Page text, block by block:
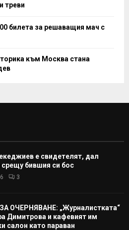
треви
билета за решаващия мач с
към Москва стана
е свидетелят, дал
срещу бившия си бос
3
ОЧЕРНЯВАНЕ: „Журналистката“
Димитрова и кафевият им
салон като параван